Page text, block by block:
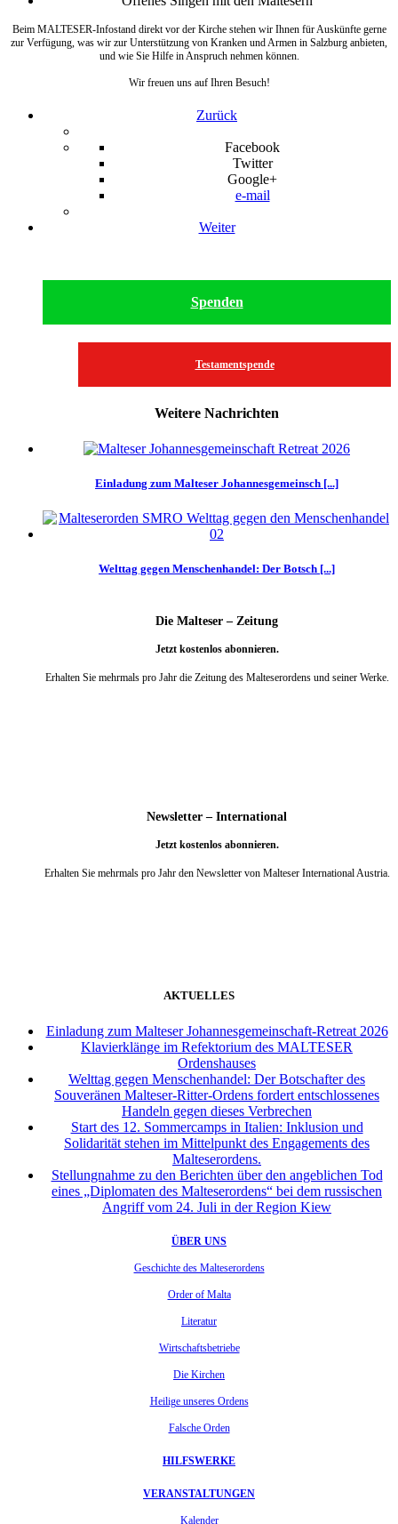
Beim MALTESER-Infostand direkt vor der Kirche stehen wir Ihnen für Auskünfte gerne
zur Verfügung, was wir zur Unterstützung von Kranken und Armen in Salzburg anbieten,
und wie Sie Hilfe in Anspruch nehmen können.
Wir freuen uns auf Ihren Besuch!
Zurück
Facebook
Twitter
Google+
e-mail
Weiter
Spenden
Testamentspende
Weitere Nachrichten
Einladung zum Malteser Johannesgemeinsch [...]
Welttag gegen Menschenhandel: Der Botsch [...]
Die Malteser – Zeitung
Jetzt kostenlos abonnieren.
Erhalten Sie mehrmals pro Jahr die Zeitung des Malteserordens und seiner Werke.
Newsletter – International
Jetzt kostenlos abonnieren.
Erhalten Sie mehrmals pro Jahr den Newsletter von Malteser International Austria.
AKTUELLES
Einladung zum Malteser Johannesgemeinschaft-Retreat 2026
Klavierklänge im Refektorium des MALTESER
Ordenshauses
Welttag gegen Menschenhandel: Der Botschafter des
Souveränen Malteser-Ritter-Ordens fordert entschlossenes
Handeln gegen dieses Verbrechen
Start des 12. Sommercamps in Italien: Inklusion und
Solidarität stehen im Mittelpunkt des Engagements des
Malteserordens.
Stellungnahme zu den Berichten über den angeblichen Tod
eines „Diplomaten des Malteserordens“ bei dem russischen
Angriff vom 24. Juli in der Region Kiew
ÜBER UNS
Geschichte des Malteserordens
Order of Malta
Literatur
Wirtschaftsbetriebe
Die Kirchen
Heilige unseres Ordens
Falsche Orden
HILFSWERKE
VERANSTALTUNGEN
Kalender